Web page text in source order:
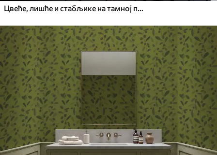
Цвеће, лишће и стабљике на тамној позадини